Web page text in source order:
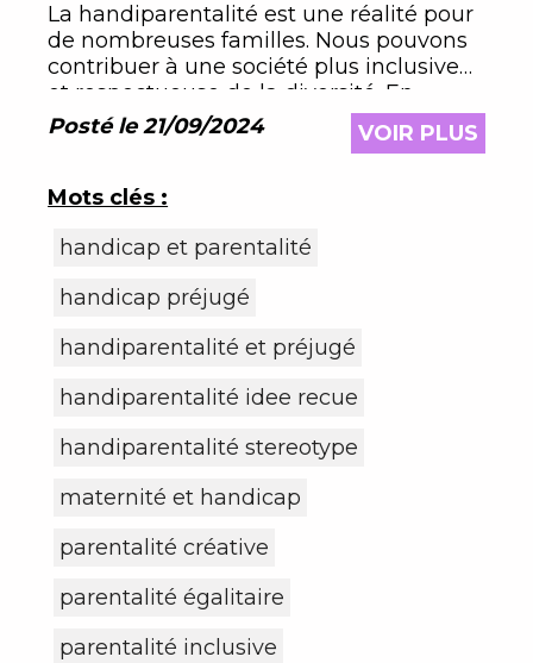
La handiparentalité est une réalité pour
de nombreuses familles. Nous pouvons
contribuer à une société plus inclusive
et respectueuse de la diversité. En
reconnaissant et en valorisant les
capacités des parents en situation de
Posté le 21/09/2024 VOIR PLUS
Mots clés :
handicap et parentalité
handicap préjugé
handiparentalité et préjugé
handiparentalité idee recue
handiparentalité stereotype
maternité et handicap
parentalité créative
parentalité égalitaire
parentalité inclusive